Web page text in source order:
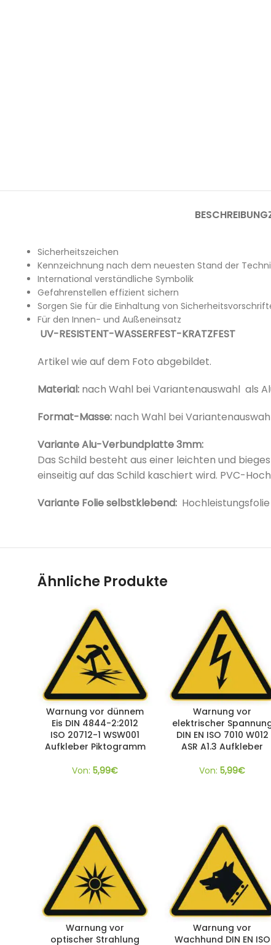
BESCHREIBUNG
Sicherheitszeichen
Kennzeichnung nach dem neuesten Stand der
International verständliche Symbolik
Gefahrenstellen effizient sichern
Sorgen Sie für die Einhaltung von
Für den Innen- und Außeneinsatz
UV-RESISTENT-WASSERFEST-KRATZFEST
Artikel wie auf dem Foto abgebildet.
Material: nach Wahl bei Variantenauswahl als
Format-Masse: nach Wahl bei
Variante Alu-Verbundplatte 3mm:
Das Schild besteht aus einer leichten und
einseitig auf das Schild kaschiert wird. PVC-
Variante Folie selbstklebend:
Ähnliche Produkte
Warnung vor dünnem
Eis DIN 4844-2:2012
ISO 20712-1 WSW001
Aufkleber Piktogramm
Von: 5,99€
Warnung vor
elektrischer
DIN EN ISO 7010 W012
ASR A1.3 Aufkleber
Von: 5,99€
Warnung vor
optischer Strahlung
Warnung vor
Wachhund DIN EN ISO